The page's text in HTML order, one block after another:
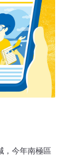
華氏1.69度
中溫度最高的
度。」即便沒
溫紀錄」。
以來最小值。
，今年南極區